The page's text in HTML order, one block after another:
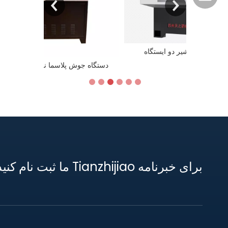
دستگاه سنگ زنی شیر دو ایستگاه
برای خبرنامه Tianzhijiao ما ثبت نام کنید